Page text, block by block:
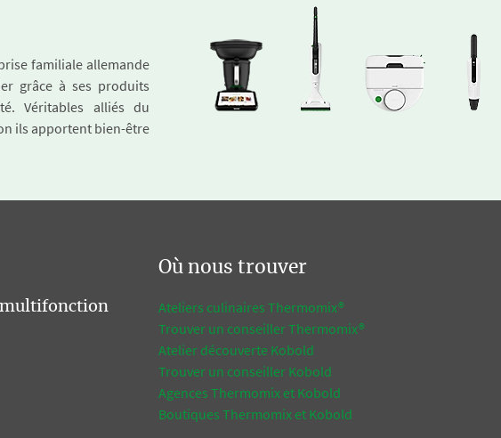
familiale allemande
grâce à ses produits
Véritables alliés du
ils apportent bien-être
Où nous trouver
Ateliers culinaires Thermomix®
Trouver un conseiller Thermomix®
Atelier découverte Kobold
Trouver un conseiller Kobold
Agences Thermomix et Kobold
Boutiques Thermomix et Kobold